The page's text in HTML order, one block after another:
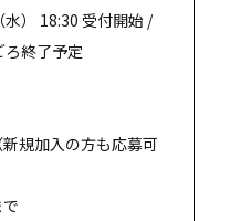
） 18:30 受付開始 /
ろ終了予定
規加入の方も応募可